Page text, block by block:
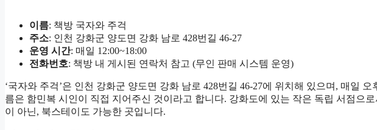
이름: 책방 국자와 주걱
주소: 인천 강화군 양도면 강화 남로 428번길 46-27
운영 시간: 매일 12:00~18:00
전화번호: 책방 내 게시된 연락처 참고 (무인 판매 시스템 운영)
‘국자와 주걱’은 인천 강화군 양도면 강화 남로 428번길 46-27에 위치해 있으며, 매일
름은 함민복 시인이 직접 지어주신 것이라고 합니다. 강화도에 있는 작은 독립 서점으
이 아닌, 북스테이도 가능한 곳입니다.